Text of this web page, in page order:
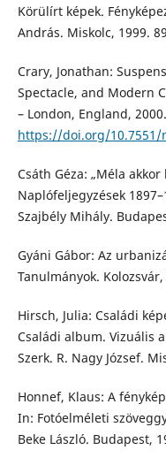
Körülírt képek.
András. Miskolc, 1999.
Crary, Jonathan:
Spectacle, and Modern
– London, England,
https://doi.org/10.7551/
Csáth Géza: „Méla
Naplófeljegyzések
Szajbély Mihály.
Gyáni Gábor: Az
Tanulmányok. Kolozsvár,
Hirsch, Julia: Családi
Családi album. Vizuális
Szerk. R. Nagy József.
Honnef, Klaus: A
In: Fotóelméleti
Beke László. Budapest,